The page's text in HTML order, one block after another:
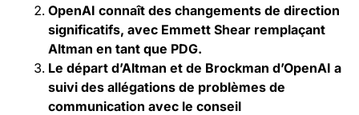
OpenAI connaît des changements de direction
significatifs, avec Emmett Shear remplaçant
Altman en tant que PDG.
Le départ d’Altman et de Brockman d’OpenAI a
suivi des allégations de problèmes de
communication avec le conseil